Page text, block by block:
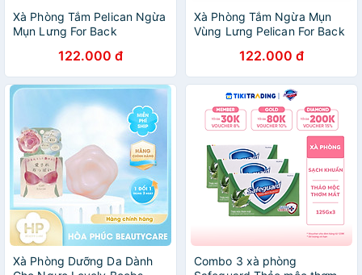
Xà Phòng Tắm Pelican Ngừa
Mụn Lưng For Back
122.000 đ
Xà Phòng Tắm Ngừa Mụn
Vùng Lưng Pelican For Back
122.000 đ
Xà Phòng Dưỡng Da Dành
Combo 3 xà phòng